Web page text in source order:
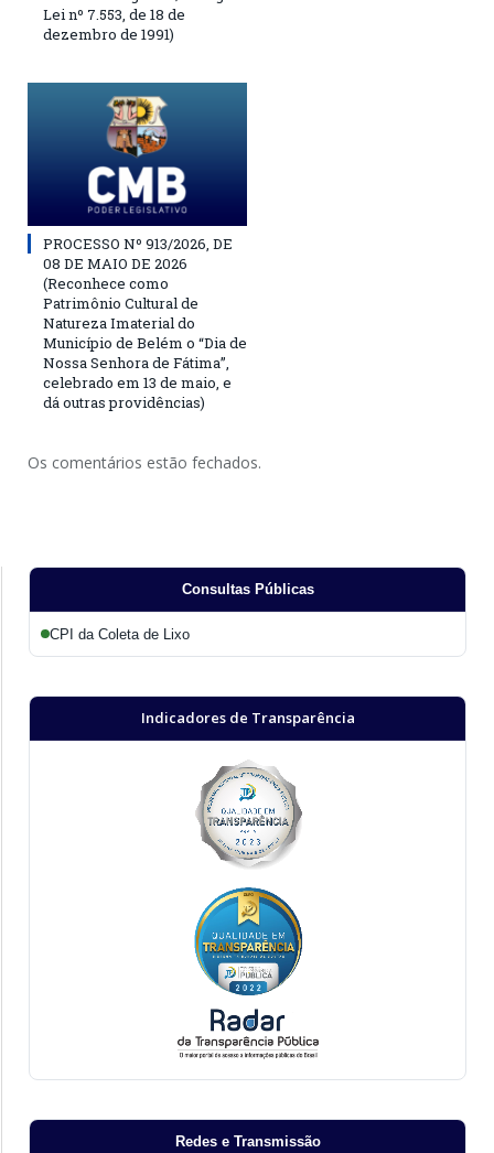
Lei nº 7.553, de 18 de
dezembro de 1991)
PROCESSO Nº 913/2026, DE
08 DE MAIO DE 2026
(Reconhece como
Patrimônio Cultural de
Natureza Imaterial do
Município de Belém o “Dia de
Nossa Senhora de Fátima”,
celebrado em 13 de maio, e
dá outras providências)
Os comentários estão fechados.
Consultas Públicas
CPI da Coleta de Lixo
Indicadores de Transparência
Redes e Transmissão